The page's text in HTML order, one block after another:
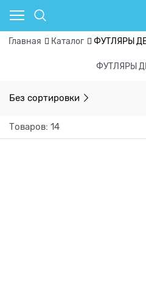
Главная Каталог ФУТЛЯРЫ
ФУТЛЯРЫ
Без сортировки
Товаров: 14